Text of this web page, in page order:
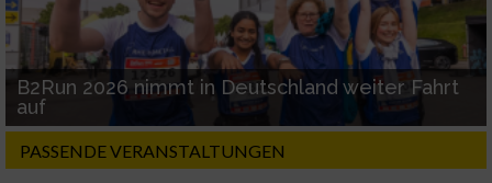
B2Run 2026 nimmt in Deutschland weiter Fahrt
auf
PASSENDE VERANSTALTUNGEN